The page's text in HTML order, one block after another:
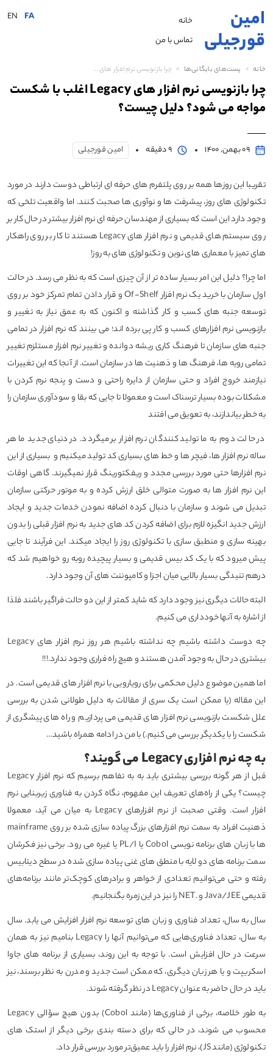
امین
قورجیلی
خانه
تماس با من
EN FA
خانه پست‌های بایگانی‌ها چرا بازنویسی نرم افزار های Legacy اغلب با شکست مواجه می شود؟ دلیل چیست؟
چرا بازنویسی نرم افزار های Legacy اغلب با شکست
مواجه می شود؟ دلیل چیست؟
09 بهمن, 1400 9 دقیقه امین قورجیلی
تقریبا این روزها همه بر روی پلتفرم های حرفه ای ارتباطی دوست دارند در مورد
تکنولوژی های روز، پیشرفت ها و نوآوری ها صحبت کنند. اما واقعیت تلخی که
وجود دارد این است که بسیاری از مهندسان حرفه ای نرم افزار بیشتر در حال کار بر
روی سیستم های قدیمی و نرم افزار های Legacy هستند تا کار بر روی راهکار
های تمیز با معماری های نوین و تکنولوژی های به روز!
اما چرا؟ دلیل این امر بسیار ساده تر از آن چیزی است که به نظر می رسد. در حالت
اول سازمان با خرید یک نرم افزار Of-Shelf و قرار دادن تمام تمرکز خود بر روی
توسعه جنبه های کسب و کار گذاشته و اکنون که به عمق نیاز به تغییر و
بازنویسی نرم افزارهای کسب و کار پی برده اند؛ می بینند که نرم افزار در تمامی
جنبه های سازمان تا فرهنگ کاری ریشه دوانده و تغییر نرم افزار مستلزم تغییر
تمامی رویه ها، فرهنگ ها و ذهنیت ها در سازمان است. از آنجا که این تغییرات
نیازمند خروج افراد و حتی سازمان از دایره راحتی و دست و پنجه نرم کردن با
مشکلات بوده بسیار ترسناک است و معمولا تا جایی که بقا و سودآوری سازمان را
به خطر بیاندازند، به تعویق می افتند
در حالت دوم به ما تولید کنندگان نرم افزار بر میگردد. در دنیای جدید ما هر
ساله نرم افزار ها، فیچر ها و خط های بسیاری کد تولید میکنیم و بسیاری از این
نرم افزارها حتی مورد بررسی مجدد و ریفکتورینگ قرار نمیگیرند. گاهی اوقات
این نرم افزار ها به صورت متوالی خلق ارزش کرده و به موتور حرکتی سازمان
تبدیل می شوند و سازمان با دنبال کرده اضافه نمودن خدمات جدید و ایجاد
ارزش جدید انگیزه لازم برای اضافه کردن کد های جدید به نرم افزار قبلی را بدون
بهینه سازی و منطبق سازی با تکنولوژی روز را ایجاد میکند. این فرآیند تا جایی
پیش میرود که با یک کد بیس قدیمی و بسیار پیچیده روبه رو خواهیم شد که
درهم تنیدگی بسیار بالایی میان اجزا و کامپوننت های آن وجود دارد.
البته حالات دیگری نیز وجود دارد که شاید کمتر از این دو حالت فراگیر باشند فلذا
از اشاره به آنها خودداری می کنیم.
چه دوست داشته باشیم چه نداشته باشیم هر روز نرم افزار های Legacy
بیشتری در حال به وجود آمدن هستند و هیچ راه فراری وجود ندارد.!!!
اما همین موضوع دلیل محکمی برای رویارویی با نرم افزار های قدیمی است. در
این مقاله (یا ممکن است یک سری از مقالات به دلیل طولانی شدن به بررسی
علل شکست بازنویسی نرم افزار های قدیمی می پردازیم و راه های پیشگری از
شکست را با یکدیگر بررسی می کنیم.) با من در ادامه همراه باشید…
به چه نرم افزاری Legacy می گویند؟
قبل از هر گونه بررسی بیشتری باید به به تفاهم برسیم که نرم افزار Legacy
چیست؟ یکی از راه‌های تعریف این مفهوم، نگاه کردن به فناوری زیربنایی نرم
افزار است. وقتی صحبت از نرم افزارهای Legacy به میان می آید، معمولا
ذهنیت افراد به سمت نرم افزارهای بزرگ پیاده سازی شده بر روی mainframe
ها با زبان های برنامه نویسی Cobol یا PL/I یا غیره می رود. برخی نیز فکرشان
سمت برنامه های دو لایه با منطق های غنی پیاده سازی شده در سطح دیتابیس
رفته و حتی می‌توانیم تعدادی از خواهر و برادرهای کوچک‌تر مانند برنامه‌های
قدیمی Java/JEE و .NET را نیز در این زمره بگنجانیم.
سال به سال، تعداد فناوری و زبان های توسعه نرم افزار افزایش می یابد. سال
به سال، تعداد فناوری‌هایی که می‌توانیم آنها را Legacy بنامیم نیز به همان
سرعت در حال افزایش است. با توجه به این روند، بسیاری از برنامه های جاوا
اسکریپت و یا هر زبان دیگری، که ممکن است جدید و مدرن به نظر برسند، نیز
باید در حال حاضر به عنوان Legacy در نظر گرفته شوند.
به طور خلاصه، برخی از فناوری‌ها (مانند Cobol) بدون هیچ سؤالی Legacy
محسوب می شوند، در حالی که برای دسته بندی برخی دیگر از استک های
تکنولوژی (مانند JS)، نرم افزار را باید عمیق‌تر مورد بررسی قرار داد.